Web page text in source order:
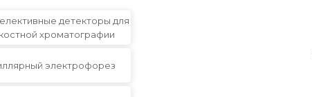
детекторы для
хроматографии
электрофорез